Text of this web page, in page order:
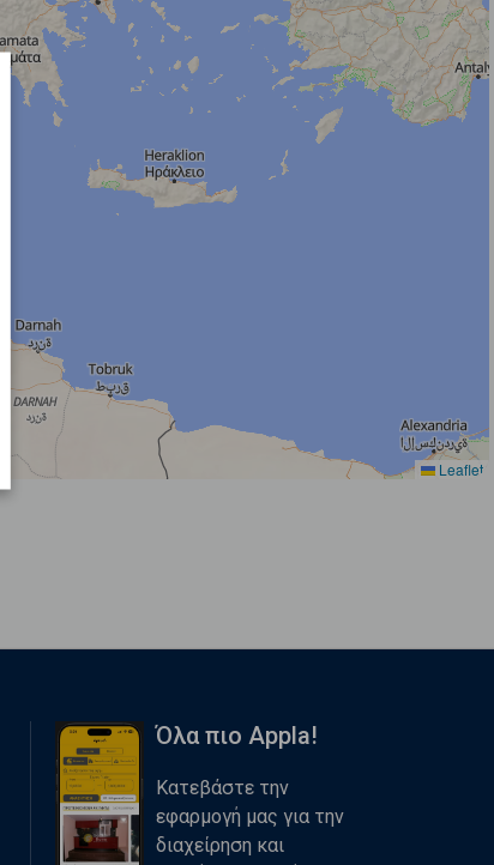
Leaflet
Όλα πιο Appla!
Κατεβάστε την
εφαρμογή μας για την
διαχείρηση και